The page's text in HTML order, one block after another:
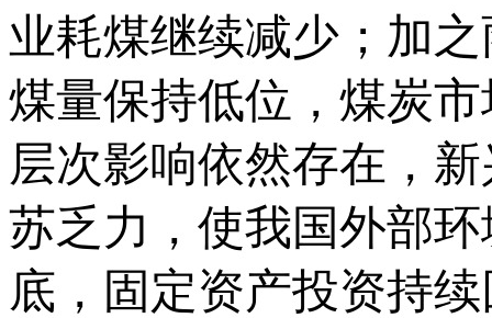
业耗煤继续减少；加
煤量保持低位，煤炭
层次影响依然存在，
苏乏力，使我国外部
底，固定资产投资持